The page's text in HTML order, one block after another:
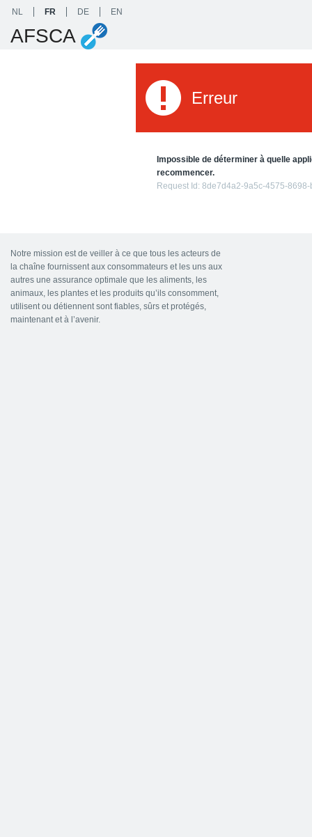
NL FR DE EN
AFSCA
Erreur
Impossible de déterminer à quelle
recommencer.
Request Id: 8de7d4a2-9a5c-4575-8698-
Notre mission est de veiller à ce que tous les acteurs de
la chaîne fournissent aux consommateurs et les uns aux
autres une assurance optimale que les aliments, les
animaux, les plantes et les produits qu’ils consomment,
utilisent ou détiennent sont fiables, sûrs et protégés,
maintenant et à l’avenir.